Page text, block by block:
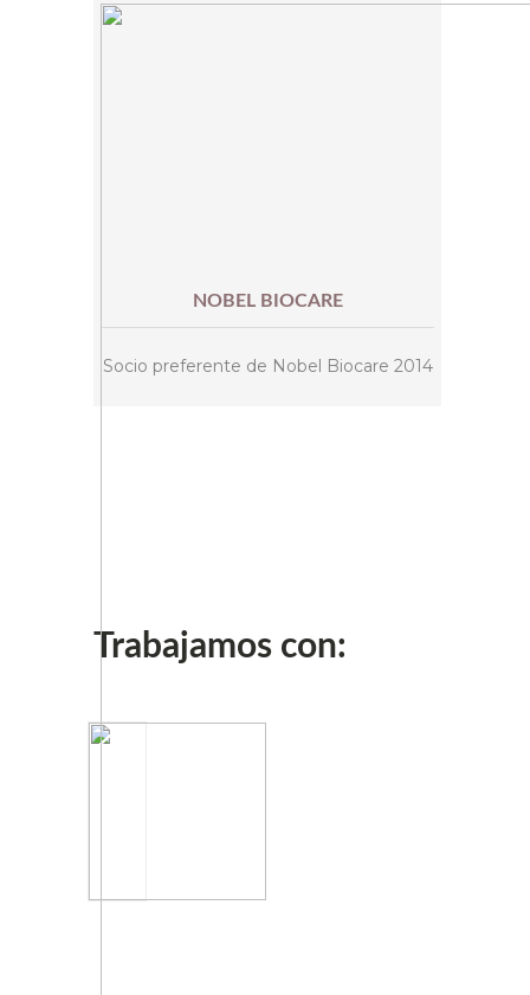
NOBEL BIOCARE
Socio preferente de Nobel Biocare 2014
Trabajamos con: